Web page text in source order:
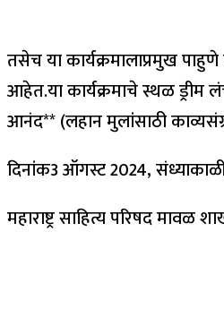
तसेच या कार्यक्रमालाप्रमुख
आहेत.या कार्यक्रमाचे स्थळ ड्रीम
आनंद** (लहान मुलांसाठी
दिनांक3 ऑगस्ट 2024, संध्याकाळी
महाराष्ट्र साहित्य परिषद